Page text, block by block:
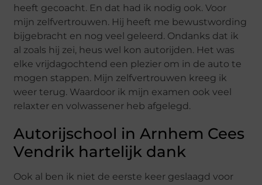
heeft gecoacht. En dat had ik nodig ook. Voor
mijn zelfvertrouwen. Hij heeft me bewustwording
bijgebracht en nog veel geleerd. Ondanks dat ik
al zoals hij zei, heus wel kon autorijden. Het was
elke vrijdagochtend een plezier om in de auto te
mogen stappen. Mijn zelfvertrouwen kreeg ik
weer terug. Waardoor ik mijn examen ook veel
relaxter en volwassener heb afgelegd.
Autorijschool in Arnhem Cees
Vendrik hartelijk dank
Ook al ben ik niet de eerste keer geslaagd voor